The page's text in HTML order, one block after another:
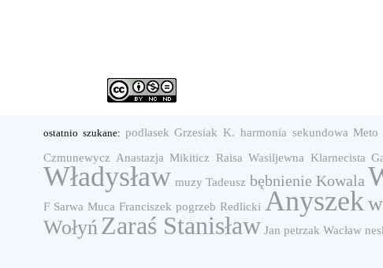
ostatnio szukane: podlasek Grzesiak K. harmonia sekundowa Meto
Czmunewycz Anastazja Mikiticz Raisa Wasiljewna Klarnecista
Władysław muzy Tadeusz bębnienie Kowala
F Sarwa Muca Franciszek pogrzeb Redlicki Anyszek
WołyńZaraś Stanisław Jan petrzak Wacław